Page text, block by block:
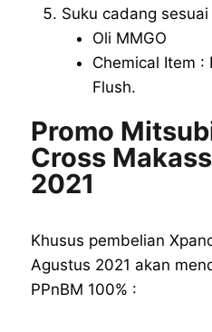
Suku cadang
Oli MMGO
Chemical Item :
Flush.
Promo
Cross
2021
Khusus pembelian
Agustus 2021 akan
PPnBM 100% :